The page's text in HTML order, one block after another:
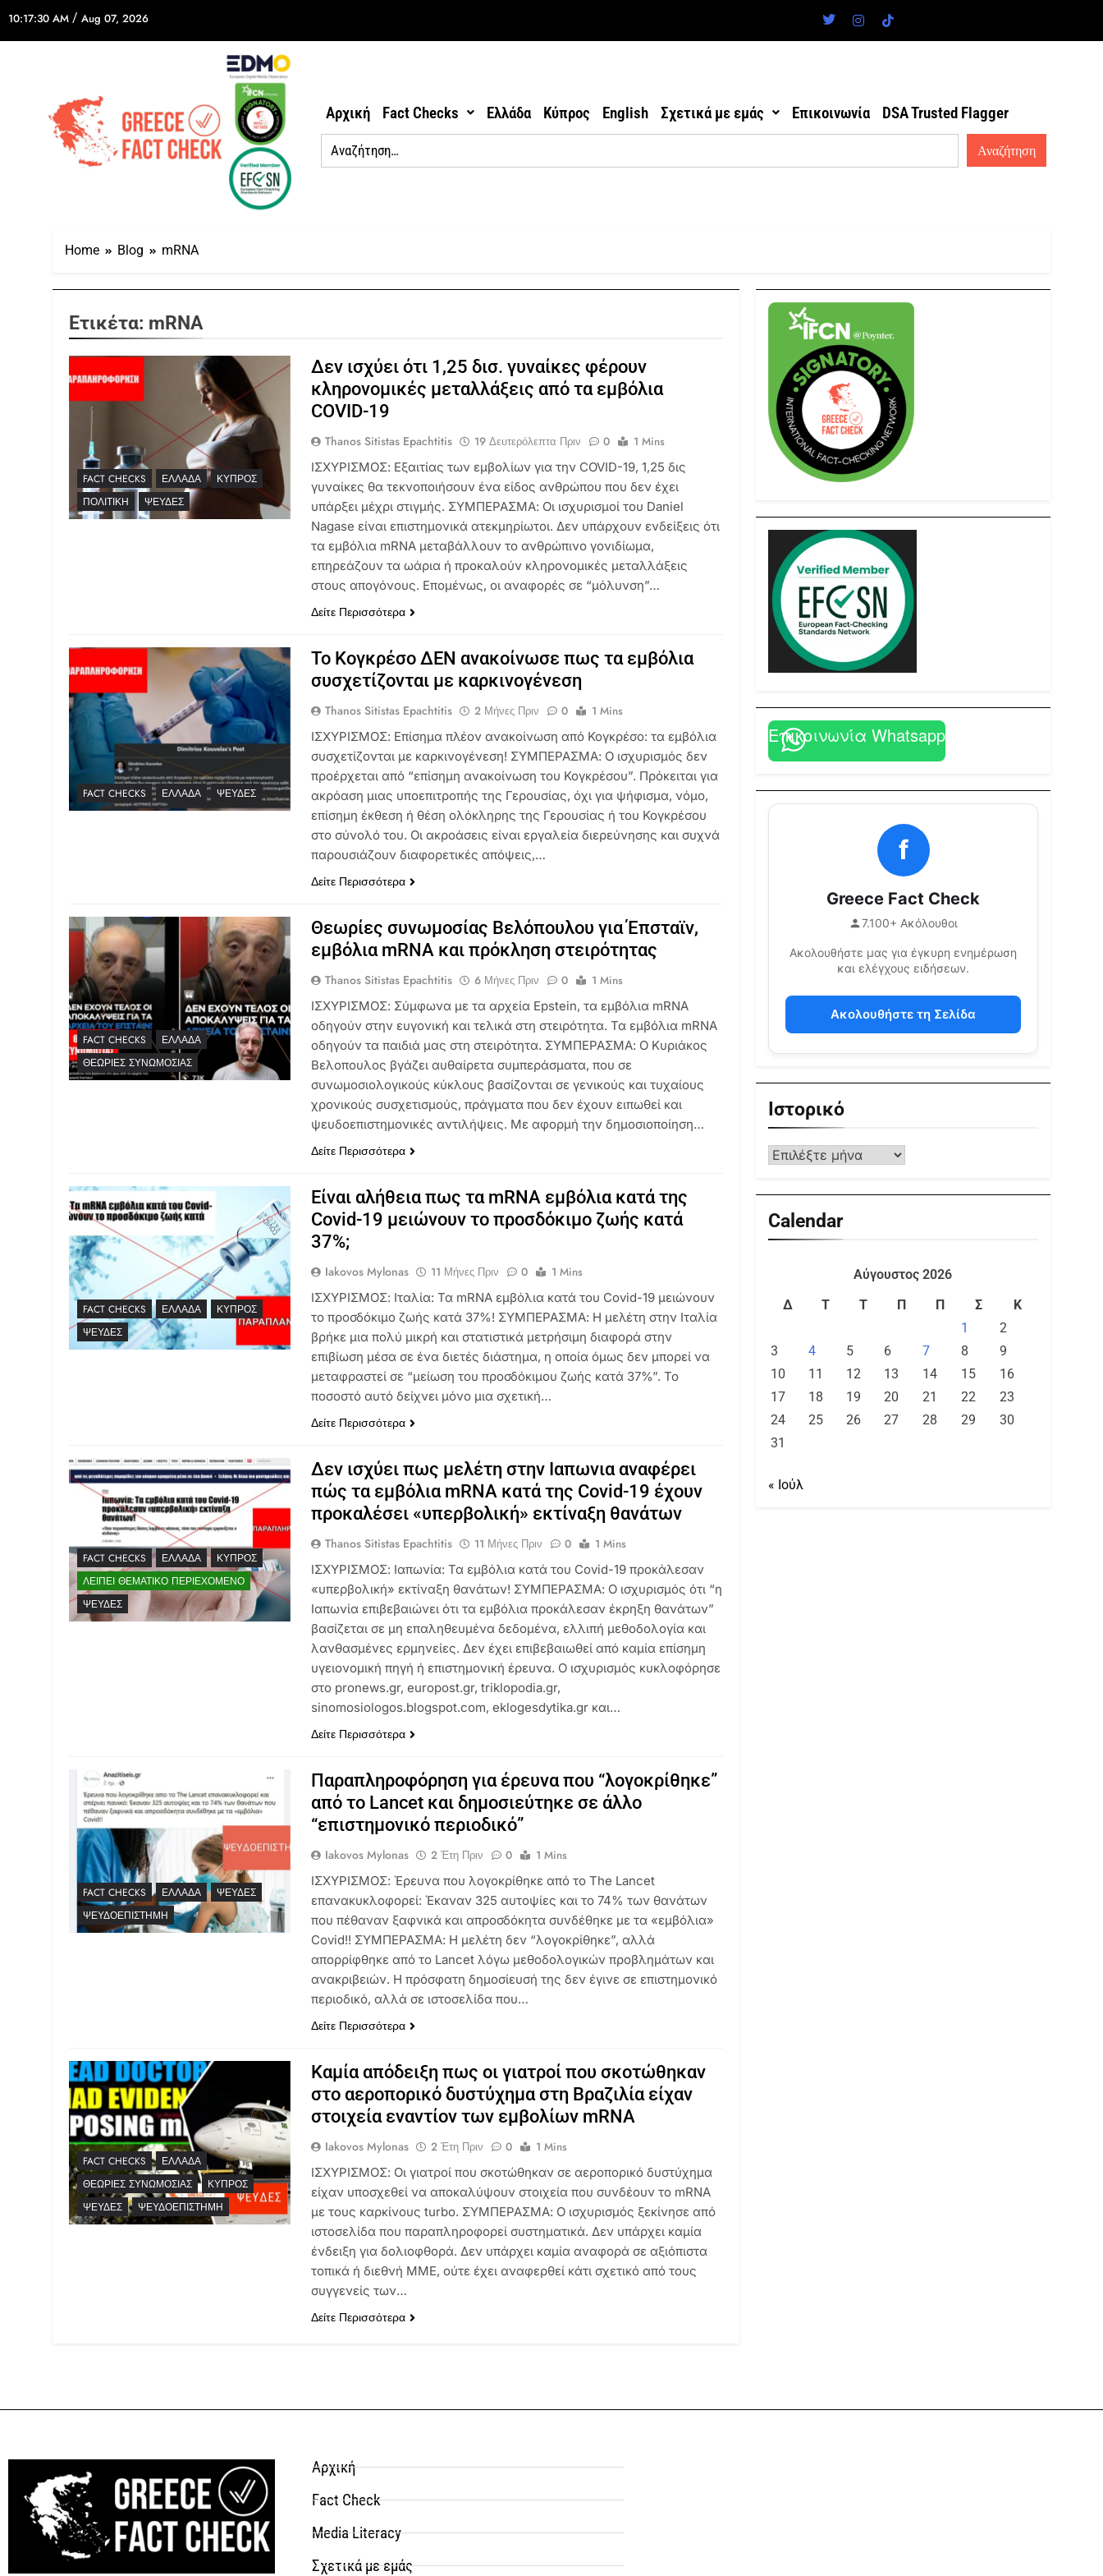
10:17:30 AM / Aug 07, 2026
Αρχική Fact Checks Ελλάδα Κύπρος English Σχετικά με εμάς Επικοινωνία DSA Trusted Flagger
Home Blog mRNA
Ετικέτα: mRNA
FACT CHECKS ΕΛΛΆΔΑ
ΚΎΠΡΟΣ
ΠΟΛΙΤΙΚΉ
ΨΕΥΔΈΣ
Δεν ισχύει ότι 1,25 δισ. γυναίκες φέρουν
κληρονομικές μεταλλάξεις από τα εμβόλια
COVID-19
Thanos Sitistas Epachtitis 19 Δευτερόλεπτα Πριν 0
1 Mins
ΙΣΧΥΡΙΣΜΟΣ: Εξαιτίας των εμβολίων για την COVID-19, 1,25 δις
γυναίκες θα τεκνοποιήσουν ένα είδος ανθρώπου που δεν έχει
υπάρξει μέχρι στιγμής. ΣΥΜΠΕΡΑΣΜΑ: Οι ισχυρισμοί του Daniel
Nagase είναι επιστημονικά ατεκμηρίωτοι. Δεν υπάρχουν ενδείξεις ότι
τα εμβόλια mRNA μεταβάλλουν το ανθρώπινο γονιδίωμα,
επηρεάζουν τα ωάρια ή προκαλούν κληρονομικές μεταλλάξεις
στους απογόνους. Επομένως, οι αναφορές σε “μόλυνση”…
Δείτε Περισσότερα
FACT CHECKS ΕΛΛΆΔΑ ΨΕΥΔΈΣ
Το Κογκρέσο ΔΕΝ ανακοίνωσε πως τα εμβόλια
συσχετίζονται με καρκινογένεση
Thanos Sitistas Epachtitis 2 Μήνες Πριν 0
1 Mins
ΙΣΧΥΡΙΣΜΟΣ: Επίσημα πλέον ανακοίνωση από Κογκρέσο: τα εμβόλια
συσχετίζονται με καρκινογένεση! ΣΥΜΠΕΡΑΣΜΑ: Ο ισχυρισμός δεν
προέρχεται από “επίσημη ανακοίνωση του Κογκρέσου”. Πρόκειται για
ακρόαση μιας υποεπιτροπής της Γερουσίας, όχι για ψήφισμα, νόμο,
επίσημη έκθεση ή θέση ολόκληρης της Γερουσίας ή του Κογκρέσου
στο σύνολό του. Οι ακροάσεις είναι εργαλεία διερεύνησης και συχνά
παρουσιάζουν διαφορετικές απόψεις,…
Δείτε Περισσότερα
FACT CHECKS
ΕΛΛΆΔΑ
ΘΕΩΡΊΕΣ ΣΥΝΩΜΟΣΊΑΣ
Θεωρίες συνωμοσίας Βελόπουλου για Έπσταϊν,
εμβόλια mRNA και πρόκληση στειρότητας
Thanos Sitistas Epachtitis 6 Μήνες Πριν 0
1 Mins
ΙΣΧΥΡΙΣΜΟΣ: Σύμφωνα με τα αρχεία Epstein, τα εμβόλια mRNA
οδηγούν στην ευγονική και τελικά στη στειρότητα. Τα εμβόλια mRNA
οδηγούν τα παιδιά μας στη στειρότητα. ΣΥΜΠΕΡΑΣΜΑ: Ο Κυριάκος
Βελοπουλος βγάζει αυθαίρετα συμπεράσματα, που σε
συνωμοσιολογικούς κύκλους βασίζονται σε γενικούς και τυχαίους
χρονικούς συσχετισμούς, πράγματα που δεν έχουν ειπωθεί και
ψευδοεπιστημονικές αντιλήψεις. Με αφορμή την δημοσιοποίηση…
Δείτε Περισσότερα
FACT CHECKS ΕΛΛΆΔΑ
ΚΎΠΡΟΣ
ΨΕΥΔΈΣ
Είναι αλήθεια πως τα mRNA εμβόλια κατά της
Covid-19 μειώνουν το προσδόκιμο ζωής κατά
37%;
Iakovos Mylonas 11 Μήνες Πριν 0
1 Mins
ΙΣΧΥΡΙΣΜΟΣ: Ιταλία: Τα mRNA εμβόλια κατά του Covid-19 μειώνουν
το προσδόκιμο ζωής κατά 37%! ΣΥΜΠΕΡΑΣΜΑ: Η μελέτη στην Ιταλία
βρήκε μια πολύ μικρή και στατιστικά μετρήσιμη διαφορά στην
επιβίωση μέσα σε ένα διετές διάστημα, η οποία όμως δεν μπορεί να
μεταφραστεί σε “μείωση του προσδόκιμου ζωής κατά 37%”. Το
ποσοστό αυτό δείχνει μόνο μια σχετική…
Δείτε Περισσότερα
FACT CHECKS ΕΛΛΆΔΑ
ΚΎΠΡΟΣ
ΛΕΊΠΕΙ ΘΕΜΑΤΙΚΌ ΠΕΡΙΕΧΌΜΕΝΟ
ΨΕΥΔΈΣ
Δεν ισχύει πως μελέτη στην Ιαπωνια αναφέρει
πώς τα εμβόλια mRNA κατά της Covid-19 έχουν
προκαλέσει «υπερβολική» εκτίναξη θανάτων
Thanos Sitistas Epachtitis 11 Μήνες Πριν 0
1 Mins
ΙΣΧΥΡΙΣΜΟΣ: Ιαπωνία: Τα εμβόλια κατά του Covid-19 προκάλεσαν
«υπερβολική» εκτίναξη θανάτων! ΣΥΜΠΕΡΑΣΜΑ: Ο ισχυρισμός ότι “η
Ιαπωνία επιβεβαιώνει ότι τα εμβόλια προκάλεσαν έκρηξη θανάτων”
βασίζεται σε μη επαληθευμένα δεδομένα, ελλιπή μεθοδολογία και
λανθασμένες ερμηνείες. Δεν έχει επιβεβαιωθεί από καμία επίσημη
υγειονομική πηγή ή επιστημονική έρευνα. Ο ισχυρισμός κυκλοφόρησε
στο pronews.gr, europost.gr, triklopodia.gr,
sinomosiologos.blogspot.com, eklogesdytika.gr και…
Δείτε Περισσότερα
FACT CHECKS ΕΛΛΆΔΑ
ΨΕΥΔΈΣ
ΨΕΥΔΟΕΠΙΣΤΉΜΗ
Παραπληροφόρηση για έρευνα που “λογοκρίθηκε”
από το Lancet και δημοσιεύτηκε σε άλλο
“επιστημονικό περιοδικό”
Iakovos Mylonas 2 Έτη Πριν 0
1 Mins
ΙΣΧΥΡΙΣΜΟΣ: Έρευνα που λογοκρίθηκε από το The Lancet
επανακυκλοφορεί: Έκαναν 325 αυτοψίες και το 74% των θανάτων
που πέθαναν ξαφνικά και απροσδόκητα συνδέθηκε με τα «εμβόλια»
Covid!! ΣΥΜΠΕΡΑΣΜΑ: Η μελέτη δεν “λογοκρίθηκε”, αλλά
απορρίφθηκε από το Lancet λόγω μεθοδολογικών προβλημάτων και
ανακριβειών. Η πρόσφατη δημοσίευσή της δεν έγινε σε επιστημονικό
περιοδικό, αλλά σε ιστοσελίδα που…
Δείτε Περισσότερα
FACT CHECKS
ΕΛΛΆΔΑ
ΘΕΩΡΊΕΣ ΣΥΝΩΜΟΣΊΑΣ
ΚΎΠΡΟΣ
ΨΕΥΔΈΣ
ΨΕΥΔΟΕΠΙΣΤΉΜΗ
Καμία απόδειξη πως οι γιατροί που σκοτώθηκαν
στο αεροπορικό δυστύχημα στη Βραζιλία είχαν
στοιχεία εναντίον των εμβολίων mRNA
Iakovos Mylonas 2 Έτη Πριν 0
1 Mins
ΙΣΧΥΡΙΣΜΟΣ: Οι γιατροί που σκοτώθηκαν σε αεροπορικό δυστύχημα
είχαν υποσχεθεί να αποκαλύψουν στοιχεία που συνδέουν το mRNA
με τους καρκίνους turbo. ΣΥΜΠΕΡΑΣΜΑ: Ο ισχυρισμός ξεκίνησε από
ιστοσελίδα που παραπληροφορεί συστηματικά. Δεν υπάρχει καμία
ένδειξη για δολιοφθορά. Δεν υπάρχει καμία αναφορά σε αξιόπιστα
τοπικά ή διεθνή ΜΜΕ, ούτε έχει αναφερθεί κάτι σχετικό από τους
συγγενείς των…
Δείτε Περισσότερα
Επικοινωνία Whatsapp
f
Greece Fact Check
7.100+ Ακόλουθοι
Ακολουθήστε μας για έγκυρη ενημέρωση
και ελέγχους ειδήσεων.
Ακολουθήστε τη Σελίδα
Ιστορικό
Calendar
Αύγουστος 2026
Δ
Τ Τ Π Π Σ
Κ
1
2
3
4 5 6 7 8
9
10
11 12 13 14 15
16
17
18 19 20 21 22
23
24
25 26 27 28 29
30
31
« Ιούλ
Αρχική
Fact Check
Media Literacy
Σχετικά με εμάς